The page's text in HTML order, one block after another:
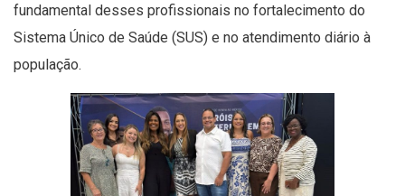
fundamental desses profissionais no fortalecimento do
Sistema Único de Saúde (SUS) e no atendimento diário à
população.